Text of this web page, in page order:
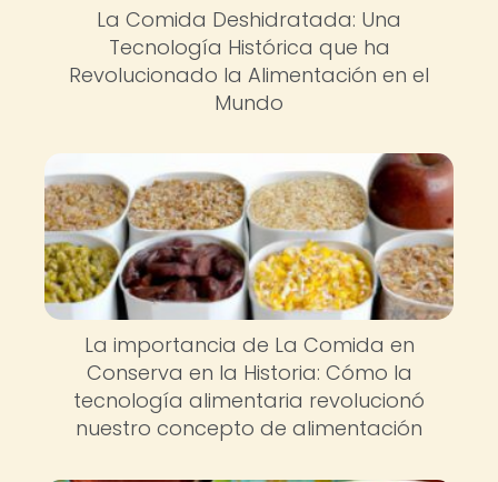
La Comida Deshidratada: Una
Tecnología Histórica que ha
Revolucionado la Alimentación en el
Mundo
La importancia de La Comida en
Conserva en la Historia: Cómo la
tecnología alimentaria revolucionó
nuestro concepto de alimentación